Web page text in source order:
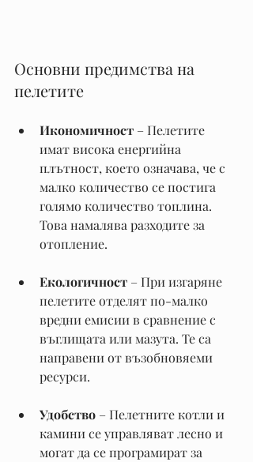
Основни предимства на
пелетите
Икономичност – Пелетите
имат висока енергийна
плътност, което означава, че с
малко количество се постига
голямо количество топлина.
Това намалява разходите за
отопление.
Екологичност – При изгаряне
пелетите отделят по-малко
вредни емисии в сравнение с
въглищата или мазута. Те са
направени от възобновяеми
ресурси.
Удобство – Пелетните котли и
камини се управляват лесно и
могат да се програмират за